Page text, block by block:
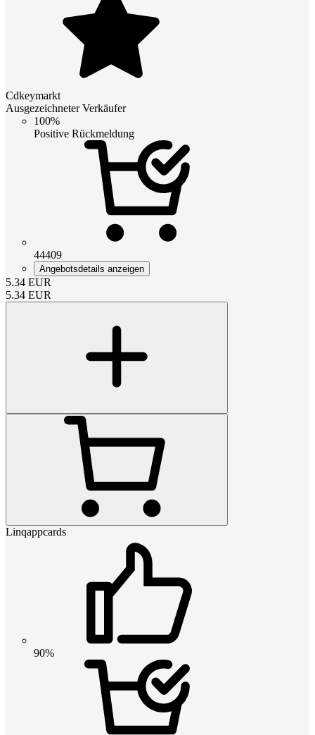
Cdkeymarkt
Ausgezeichneter Verkäufer
100%
Positive Rückmeldung
44409
Angebotsdetails anzeigen
5.34 EUR
5.34 EUR
Linqappcards
90%